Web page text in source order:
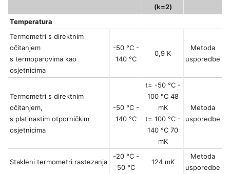
(k=2)
Temperatura
Termometri s direktnim
očitanjem
s termoparovima kao
osjetnicima
-50 °C -
140 °C
0,9 K
Metoda
usporedbe
Termometri s direktnim
očitanjem,
s platinastim otporničkim
osjetnicima
-50 °C -
140 °C
t= -50 °C -
100 °C 48
mK
t= 100 °C -
140 °C 70
mK
Metoda
usporedbe
Stakleni termometri rastezanja
-20 °C -
50 °C
124 mK
Metoda
usporedbe